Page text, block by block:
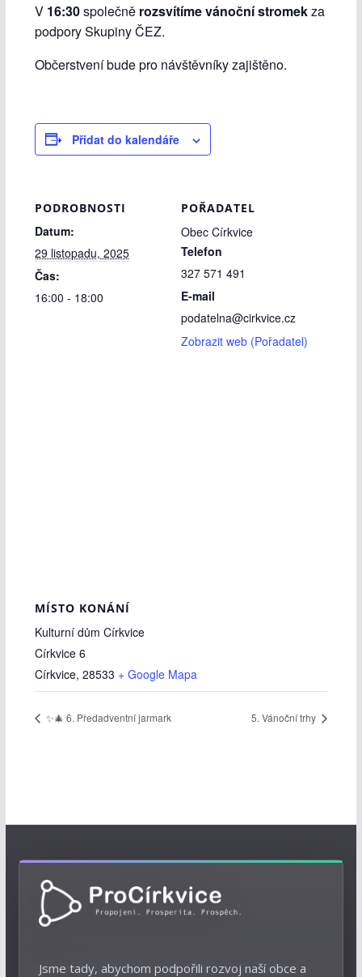
V 16:30společně rozsvítíme vánoční stromekza
podpory Skupiny ČEZ.
Občerstvení bude pro návštěvníky zajištěno.
Přidat do kalendáře
PODROBNOSTI
Datum:
29 listopadu, 2025
Čas:
16:00 - 18:00
POŘADATEL
Obec Církvice
Telefon
327 571 491
E-mail
podatelna@cirkvice.cz
Zobrazit web (Pořadatel)
MÍSTO KONÁNÍ
Kulturní dům Církvice
Církvice 6
Církvice, 28533 + Google Mapa
✨🎄 6. Předadventní jarmark 5. Vánoční trhy
Jsme tady, abychom podpořili rozvoj naší obce a